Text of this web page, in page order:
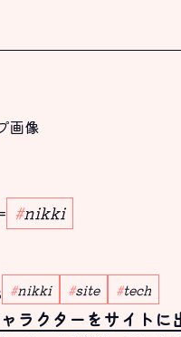
nikki
nikki site tech
ラクターをサイトに